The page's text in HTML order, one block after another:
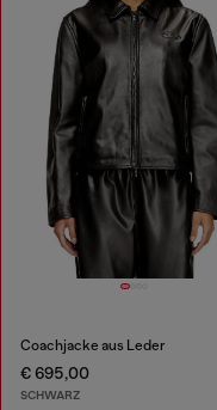
Coachjacke aus Leder
€ 695,00
SCHWARZ